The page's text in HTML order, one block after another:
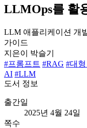
LLMOps를 활
LLM 애플리케이션 개
가이드
지은이
박슬기
#프롬프트 #RAG #대
AI #LLM
도서 정보
출간일
2025년 4월 24일
쪽수